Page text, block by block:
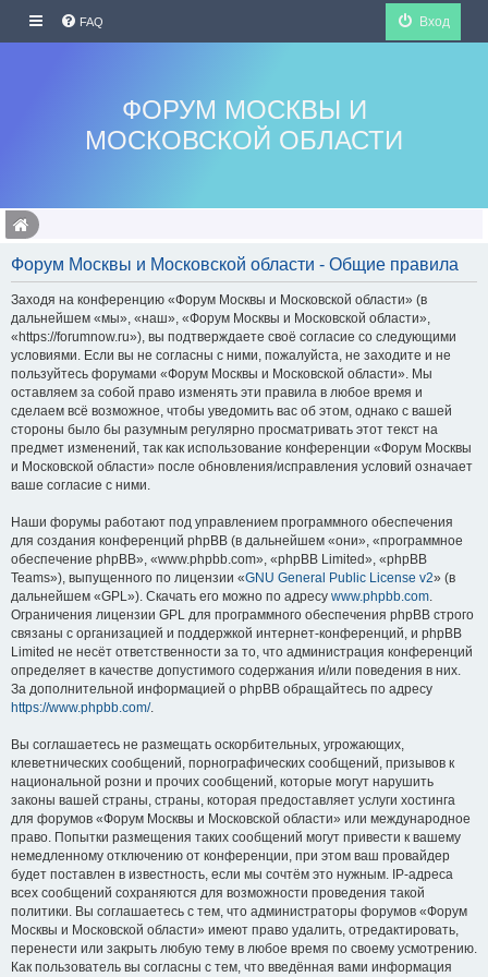
FAQ Вход
ФОРУМ МОСКВЫ И
МОСКОВСКОЙ ОБЛАСТИ
Форум Москвы и Московской области - Общие правила
Заходя на конференцию «Форум Москвы и Московской области» (в
дальнейшем «мы», «наш», «Форум Москвы и Московской области»,
«https://forumnow.ru»), вы подтверждаете своё согласие со следующими
условиями. Если вы не согласны с ними, пожалуйста, не заходите и не
пользуйтесь форумами «Форум Москвы и Московской области». Мы
оставляем за собой право изменять эти правила в любое время и
сделаем всё возможное, чтобы уведомить вас об этом, однако с вашей
стороны было бы разумным регулярно просматривать этот текст на
предмет изменений, так как использование конференции «Форум Москвы
и Московской области» после обновления/исправления условий означает
ваше согласие с ними.
Наши форумы работают под управлением программного обеспечения
для создания конференций phpBB (в дальнейшем «они», «программное
обеспечение phpBB», «www.phpbb.com», «phpBB Limited», «phpBB
Teams»), выпущенного по лицензии «GNU General Public License v2» (в
дальнейшем «GPL»). Скачать его можно по адресу www.phpbb.com.
Ограничения лицензии GPL для программного обеспечения phpBB строго
связаны с организацией и поддержкой интернет-конференций, и phpBB
Limited не несёт ответственности за то, что администрация конференций
определяет в качестве допустимого содержания и/или поведения в них.
За дополнительной информацией о phpBB обращайтесь по адресу
https://www.phpbb.com/.
Вы соглашаетесь не размещать оскорбительных, угрожающих,
клеветнических сообщений, порнографических сообщений, призывов к
национальной розни и прочих сообщений, которые могут нарушить
законы вашей страны, страны, которая предоставляет услуги хостинга
для форумов «Форум Москвы и Московской области» или международное
право. Попытки размещения таких сообщений могут привести к вашему
немедленному отключению от конференции, при этом ваш провайдер
будет поставлен в известность, если мы сочтём это нужным. IP-адреса
всех сообщений сохраняются для возможности проведения такой
политики. Вы соглашаетесь с тем, что администраторы форумов «Форум
Москвы и Московской области» имеют право удалить, отредактировать,
перенести или закрыть любую тему в любое время по своему усмотрению.
Как пользователь вы согласны с тем, что введённая вами информация